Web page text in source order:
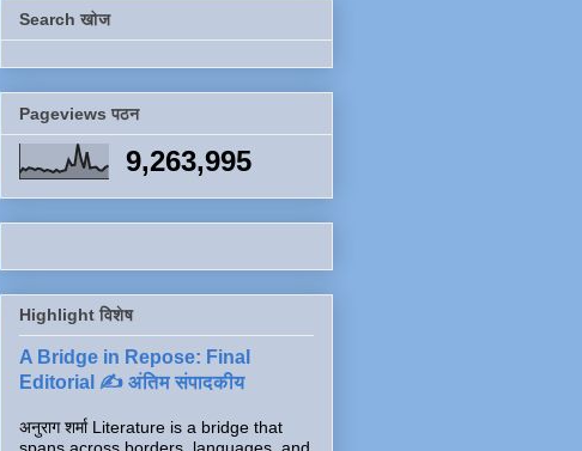
Search खोज
Pageviews पठन
9,263,995
Highlight विशेष
A Bridge in Repose: Final
Editorial ✍️ अंतिम संपादकीय
अनुराग शर्मा Literature is a bridge that